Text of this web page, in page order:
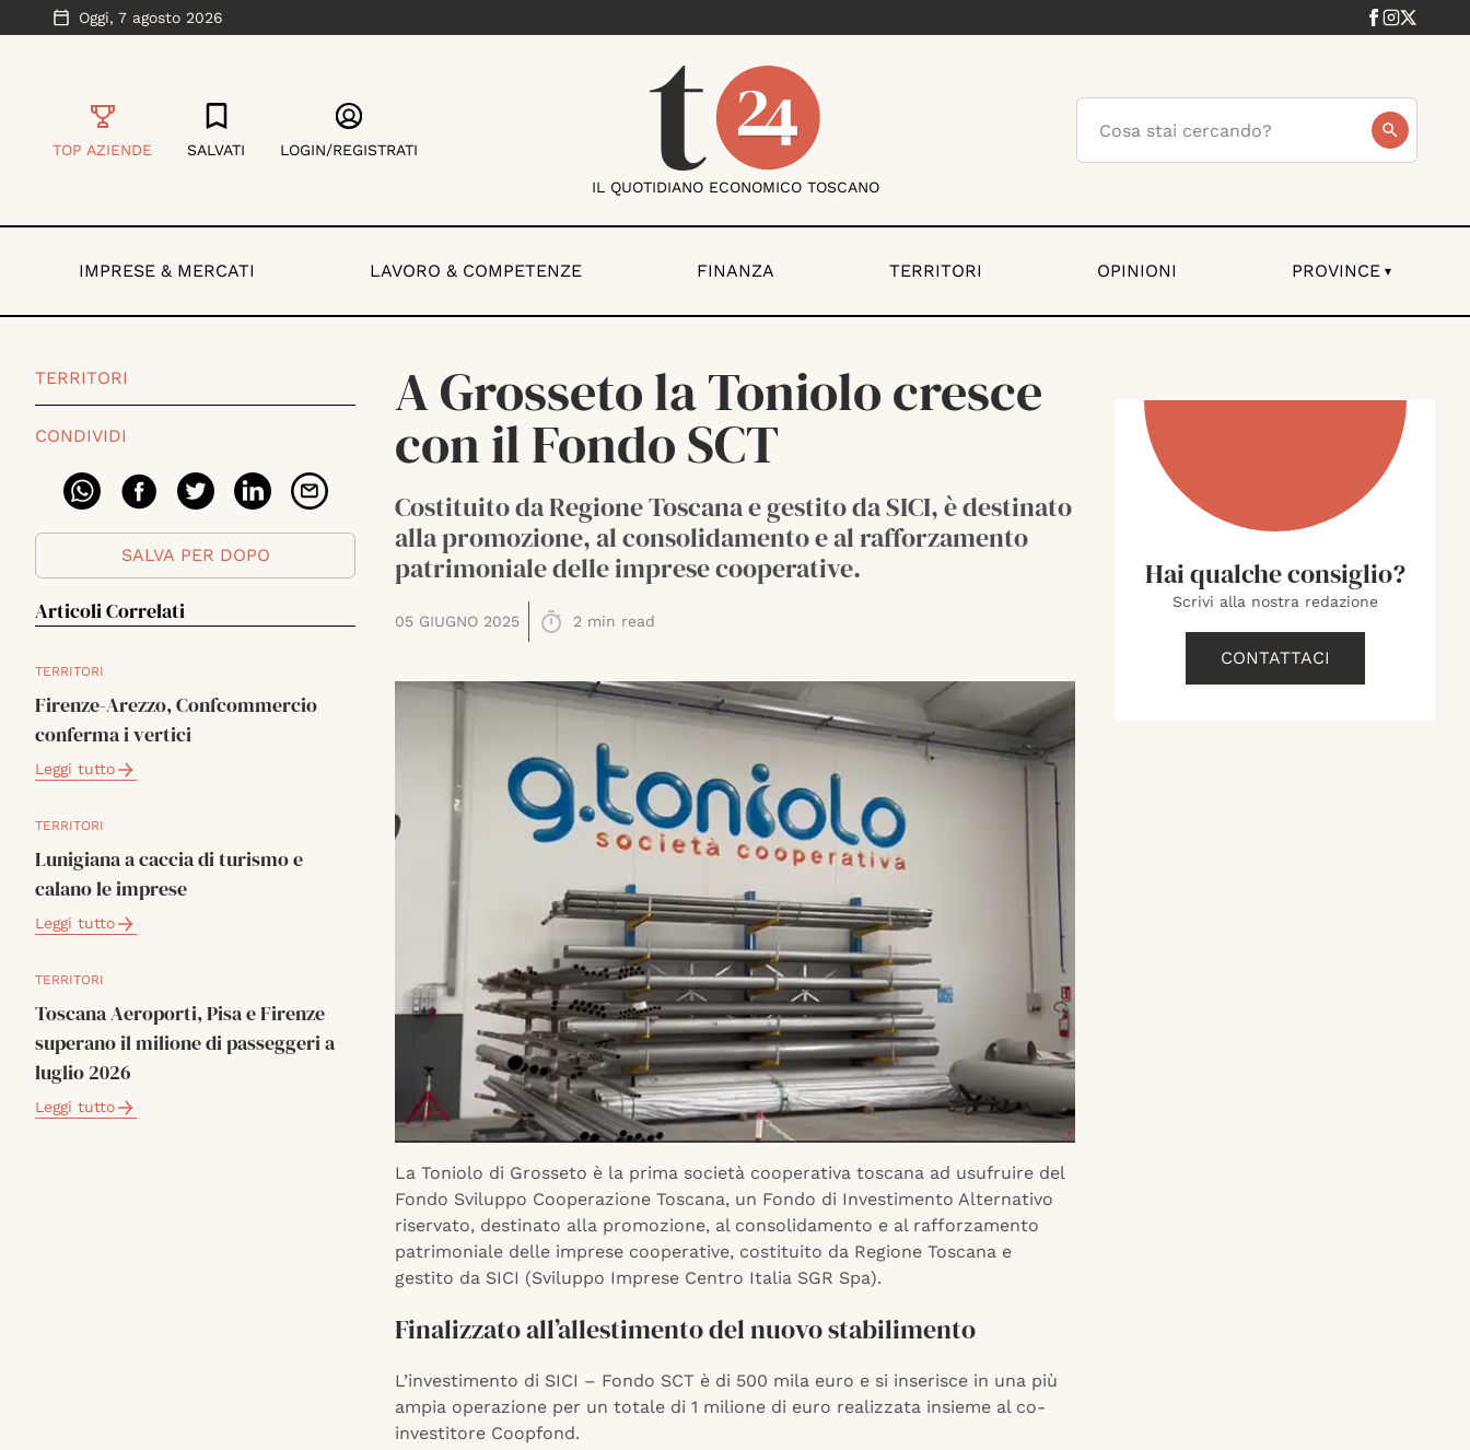
Oggi, 7 agosto 2026
TOP AZIENDE SALVATI LOGIN/REGISTRATI
IL QUOTIDIANO ECONOMICO TOSCANO
IMPRESE & MERCATI LAVORO & COMPETENZE FINANZA TERRITORI OPINIONI PROVINCE ▾
TERRITORI
CONDIVIDI
SALVA PER DOPO
Articoli Correlati
TERRITORI
Firenze-Arezzo, Confcommercio
conferma i vertici
Leggi tutto
TERRITORI
Lunigiana a caccia di turismo e
calano le imprese
Leggi tutto
TERRITORI
Toscana Aeroporti, Pisa e Firenze
superano il milione di passeggeri a
luglio 2026
Leggi tutto
A Grosseto la Toniolo cresce
con il Fondo SCT
Costituito da Regione Toscana e gestito da SICI, è destinato
alla promozione, al consolidamento e al rafforzamento
patrimoniale delle imprese cooperative.
05 GIUGNO 2025 2 min read
La Toniolo di Grosseto è la prima società cooperativa toscana ad usufruire del
Fondo Sviluppo Cooperazione Toscana, un Fondo di Investimento Alternativo
riservato, destinato alla promozione, al consolidamento e al rafforzamento
patrimoniale delle imprese cooperative, costituito da Regione Toscana e
gestito da SICI (Sviluppo Imprese Centro Italia SGR Spa).
Finalizzato all’allestimento del nuovo stabilimento
L’investimento di SICI – Fondo SCT è di 500 mila euro e si inserisce in una più
ampia operazione per un totale di 1 milione di euro realizzata insieme al co-
investitore Coopfond.
Hai qualche consiglio?
Scrivi alla nostra redazione
CONTATTACI